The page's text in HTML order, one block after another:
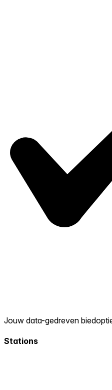
Jouw data-gedreven
Stations